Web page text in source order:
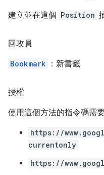
建立並在這個 Position
回攻員
Bookmark ：新書籤
授權
使用這個方法的指令碼需
https://
currentonly
https://